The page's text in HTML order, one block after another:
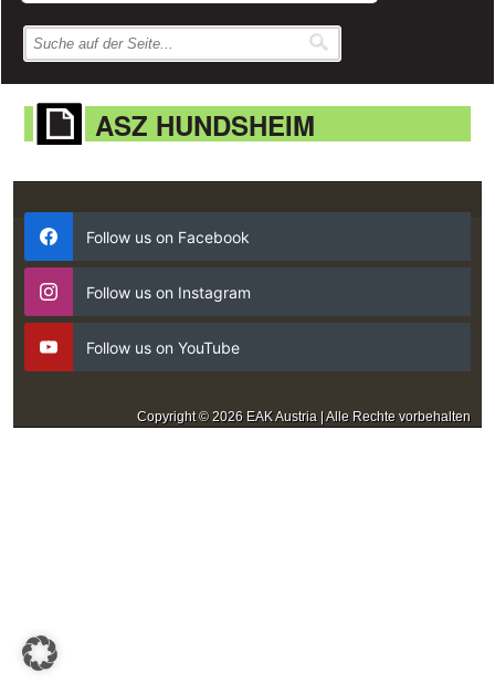
ASZ HUNDSHEIM
Follow us on Facebook
Follow us on Instagram
Follow us on YouTube
Copyright © 2026 EAK Austria | Alle Rechte vorbehalten